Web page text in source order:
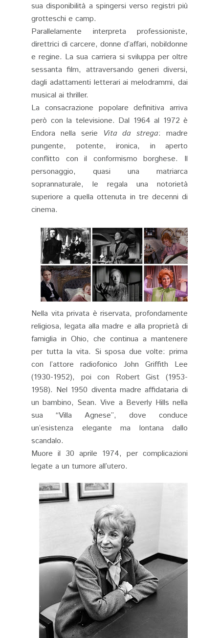
sua disponibilità a spingersi verso registri più
grotteschi e camp.
Parallelamente interpreta professioniste,
direttrici di carcere, donne d’affari, nobildonne
e regine. La sua carriera si sviluppa per oltre
sessanta film, attraversando generi diversi,
dagli adattamenti letterari ai melodrammi, dai
musical ai thriller.
La consacrazione popolare definitiva arriva
però con la televisione. Dal 1964 al 1972 è
Endora nella serie
Vita da strega: madre
pungente, potente, ironica, in aperto
conflitto con il conformismo borghese. Il
personaggio, quasi una matriarca
soprannaturale, le regala una notorietà
superiore a quella ottenuta in tre decenni di
cinema.
Nella vita privata è riservata, profondamente
religiosa, legata alla madre e alla proprietà di
famiglia in Ohio, che continua a mantenere
per tutta la vita. Si sposa due volte: prima
con l’attore radiofonico John Griffith Lee
(1930-1952), poi con Robert Gist (1953-
1958). Nel 1950 diventa madre affidataria di
un bambino, Sean. Vive a Beverly Hills nella
sua “Villa Agnese”, dove conduce
un’esistenza elegante ma lontana dallo
scandalo.
Muore il 30 aprile 1974, per complicazioni
legate a un tumore all’utero.